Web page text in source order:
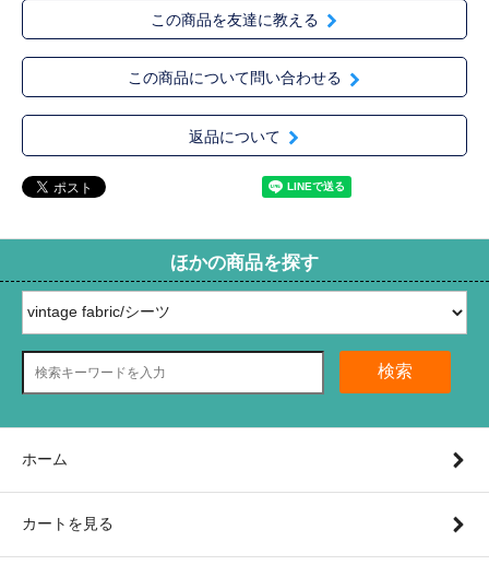
この商品を友達に教える
この商品について問い合わせる
返品について
ほかの商品を探す
検索
ホーム
カートを見る